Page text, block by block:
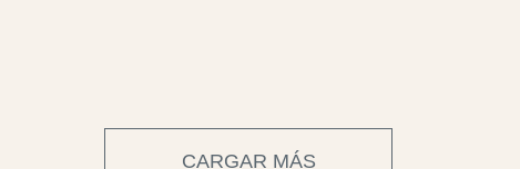
CARGAR MÁS